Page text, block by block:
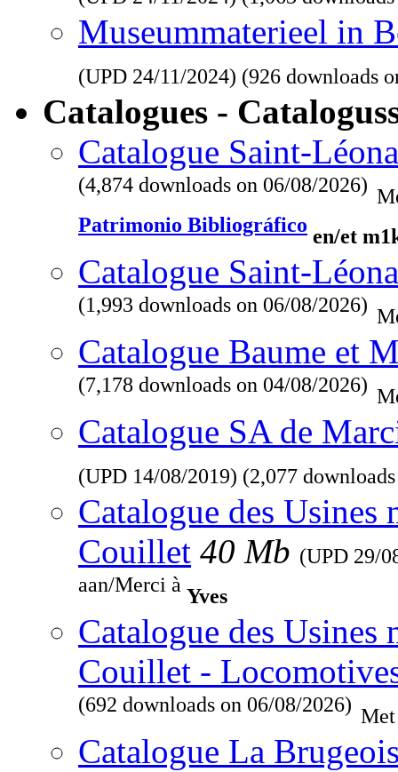
Museummaterieel in
(UPD 24/11/2024) (926 downloads
Catalogues -
Catalogue Saint-
(4,874 downloads on 06/08/2026)
Patrimonio Bibliográfico en/et
Catalogue Saint-
(1,993 downloads on 06/08/2026)
Catalogue Baume et
(7,178 downloads on 04/08/2026)
Catalogue SA de
(UPD 14/08/2019) (2,077
Catalogue des
Couillet 40 Mb (UPD 29/
aan/Merci à Yves
Catalogue des
Couillet -
(692 downloads on 06/08/2026)
Catalogue La